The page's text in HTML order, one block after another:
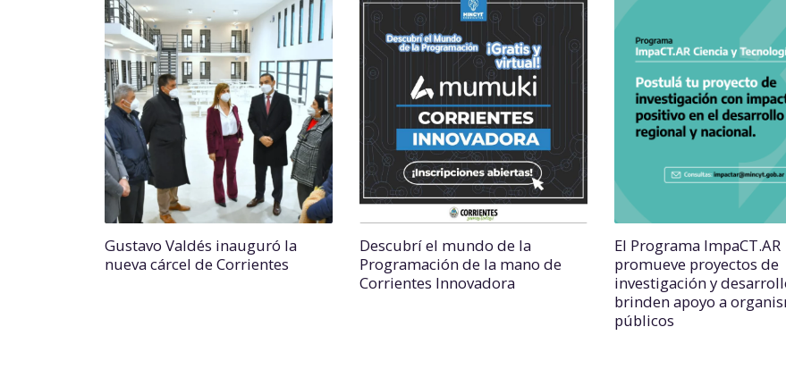
Gustavo Valdés inauguró la
nueva cárcel de Corrientes
Descubrí el mundo de la
Programación de la mano de
Corrientes Innovadora
El Programa ImpaCT.AR
promueve proyectos de
investigación y
brinden apoyo a
públicos